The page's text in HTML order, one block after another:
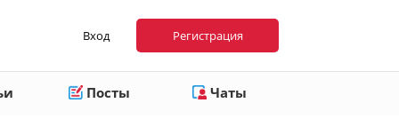
Вход Регистрация
Посты Чаты